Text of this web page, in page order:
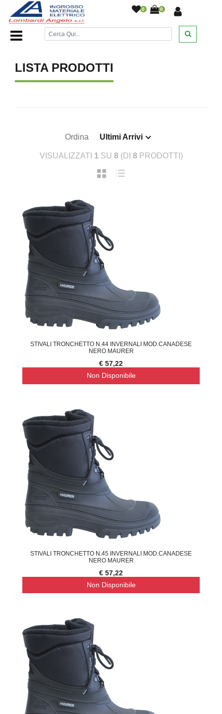
0 0
Home Page//
LISTA PRODOTTI
Ordina Ultimi Arrivi
VISUALIZZATI 1 SU 8(DI 8PRODOTTI)
STIVALI TRONCHETTO N.44 INVERNALI MOD.CANADESE
NERO MAURER
€ 57,22
Non Disponibile
STIVALI TRONCHETTO N.45 INVERNALI MOD.CANADESE
NERO MAURER
€ 57,22
Non Disponibile